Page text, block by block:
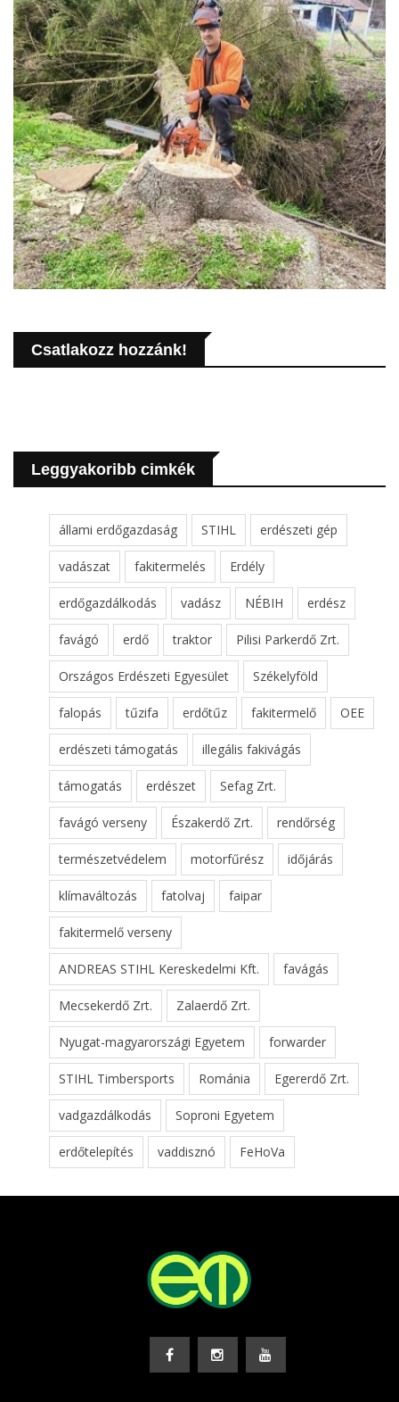
Csatlakozz hozzánk!
Leggyakoribb cimkék
állami erdőgazdaság STIHL erdészeti gép
vadászat fakitermelés Erdély
erdőgazdálkodás vadász NÉBIH erdész
favágó erdő traktor Pilisi Parkerdő Zrt.
Országos Erdészeti Egyesület Székelyföld
falopás tűzifa erdőtűz fakitermelő OEE
erdészeti támogatás illegális fakivágás
támogatás erdészet Sefag Zrt.
favágó verseny Északerdő Zrt. rendőrség
természetvédelem motorfűrész időjárás
klímaváltozás fatolvaj faipar
fakitermelő verseny
ANDREAS STIHL Kereskedelmi Kft. favágás
Mecsekerdő Zrt. Zalaerdő Zrt.
Nyugat-magyarországi Egyetem forwarder
STIHL Timbersports Románia Egererdő Zrt.
vadgazdálkodás Soproni Egyetem
erdőtelepítés vaddisznó FeHoVa